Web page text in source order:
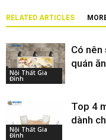
RELATED ARTICLES
Nội Thất Gia
Đình
Có nên
quán
Nội Thất Gia
Đình
Top 4
dành